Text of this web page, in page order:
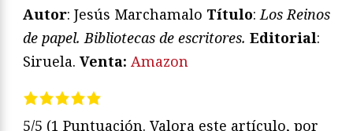
Autor: Jesús Marchamalo Título:Los Reinos
de papel. Bibliotecas de escritores. Editorial:
Siruela. Venta: Amazon
5/5 (1 Puntuación. Valora este artículo, por